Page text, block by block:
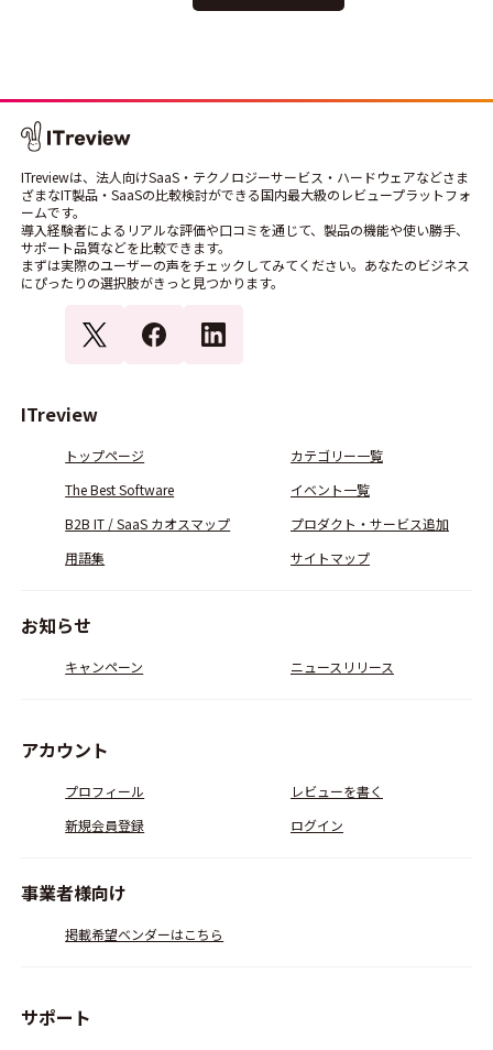
ITreviewは、法人向けSaaS・テクノロジーサービス・ハードウェアなどさま
ざまなIT製品・SaaSの比較検討ができる国内最大級のレビュープラットフォ
ームです。
導入経験者によるリアルな評価や口コミを通じて、製品の機能や使い勝手、
サポート品質などを比較できます。
まずは実際のユーザーの声をチェックしてみてください。あなたのビジネス
にぴったりの選択肢がきっと見つかります。
ITreview
トップページ
カテゴリー一覧
The Best Software
イベント一覧
B2B IT / SaaS カオスマップ
プロダクト・サービス追加
用語集
サイトマップ
お知らせ
キャンペーン ニュースリリース
アカウント
プロフィール
レビューを書く
新規会員登録
ログイン
事業者様向け
掲載希望ベンダーはこちら
サポート